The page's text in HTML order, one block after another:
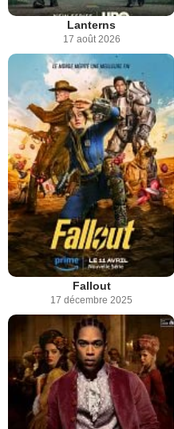
Lanterns
17 août 2026
Fallout
17 décembre 2025